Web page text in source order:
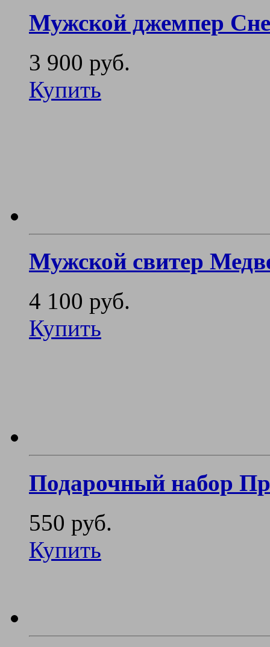
Мужской джемпер
3 900 руб.
Купить
Мужской свитер
4 100 руб.
Купить
Подарочный набор
550 руб.
Купить